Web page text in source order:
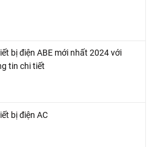
bị điện ABE mới nhất 2024 với
tin chi tiết
bị điện AC